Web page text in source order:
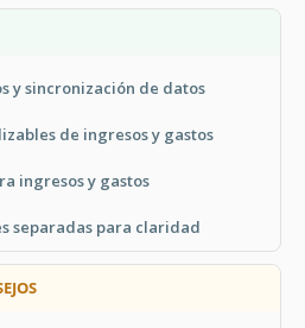
y sincronización de datos
de ingresos y gastos
ingresos y gastos
separadas para claridad